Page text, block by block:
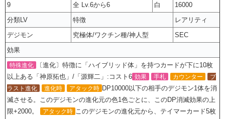
9
全 Lv.6から6 白
16000
分類LV
特徴
レアリティ
デジモン
究極体/ワクチン種/神人型
SEC
効果
特殊進化
〔進化〕特徴に「ハイブリッド体」を持つカードが下に10枚
以上ある「神原拓也」/「源輝二」:コスト6 効果 手札 カウンター
ブ
ラスト進化
進化時 アタック時 DP10000以下の相手のデジモン1体を消
滅させる。このデジモンの進化元の色1色ごとに、このDP消滅効果の上
限+2000。
アタック時 このデジモンの進化元から、テイマーカード5枚